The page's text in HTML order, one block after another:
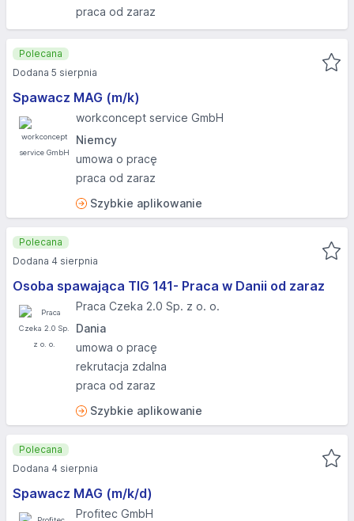
praca od zaraz
Spawacz MAG (m/k)
workconcept service GmbH
Niemcy
umowa o pracę
praca od zaraz
Szybkie aplikowanie
Polecana
Dodana 5 sierpnia
Osoba spawająca TIG 141- Praca w Danii od zaraz
Praca Czeka 2.0 Sp. z o. o.
Dania
umowa o pracę
rekrutacja zdalna
praca od zaraz
Szybkie aplikowanie
Polecana
Dodana 4 sierpnia
Spawacz MAG (m/k/d)
Profitec GmbH
Polecana
Dodana 4 sierpnia